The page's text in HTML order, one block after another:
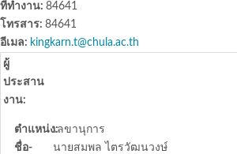
ที่ทำงาน: 84641
โทรสาร: 84641
อีเมล: kingkarn.t@chula.ac.th
ผู้
ประสาน
งาน:
ตำแหน่ง:เลขานุการ
ชื่อ-
นายสมพล ไตรวัฒนวงษ์